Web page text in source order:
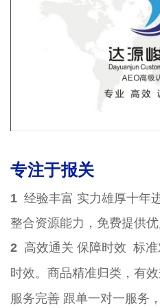
专注于报关
1 经验丰富 实力雄厚十年
整合资源能力，免费提供
2 高效通关 保障时效 标
时效。商品精准归类，有效
服务完善 跟单一对一服务